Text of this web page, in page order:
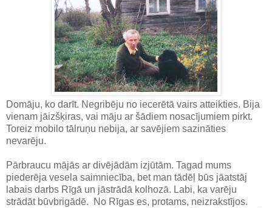
Domāju, ko darīt. Negribēju no iecerētā vairs atteikties. Bija
vienam jāizšķiras, vai māju ar šādiem nosacījumiem pirkt.
Toreiz mobilo tālruņu nebija, ar savējiem sazināties
nevarēju.
Pārbraucu mājās ar divējādām izjūtām. Tagad mums
piederēja vesela saimniecība, bet man tādēļ būs jāatstāj
labais darbs Rīgā un jāstrādā kolhozā. Labi, ka varēju
strādāt būvbrigādē. No Rīgas es, protams, neizrakstījos.